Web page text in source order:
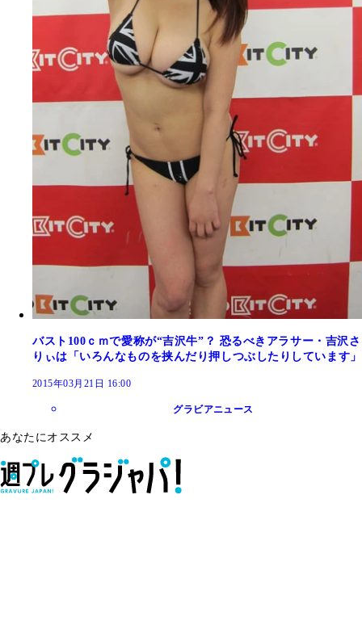
バスト100ｃｍで愛称が“吉沢牛”？ 恐るべきアラサー・吉沢さ
りぃは「いろんなものを挟んだり押しつぶしたりしています」
2015年03月21日 16:00
グラビアニュース
あなたにオススメ